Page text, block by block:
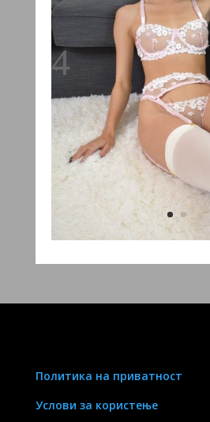
Политика на приватност
Услови за користење